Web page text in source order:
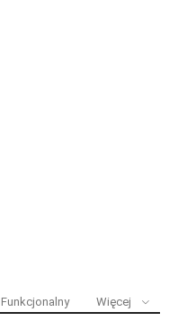
Funkcjonalny Więcej